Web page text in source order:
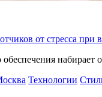
от стресса
Технологии